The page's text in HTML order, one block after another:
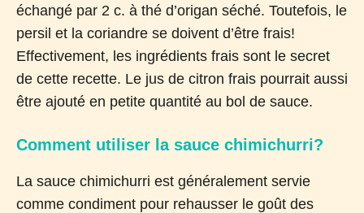
échangé par 2 c. à thé d’origan séché. Toutefois, le
persil et la coriandre se doivent d’être frais!
Effectivement, les ingrédients frais sont le secret
de cette recette. Le jus de citron frais pourrait aussi
être ajouté en petite quantité au bol de sauce.
Comment utiliser la sauce chimichurri?
La sauce chimichurri est généralement servie
comme condiment pour rehausser le goût des